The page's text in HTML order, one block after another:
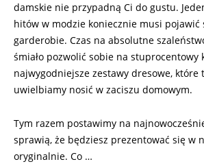
damskie nie przypadną Ci do gustu.
hitów w modzie koniecznie musi pojawić
garderobie. Czas na absolutne
śmiało pozwolić sobie na stuprocentowy
najwygodniejsze zestawy dresowe, które
uwielbiamy nosić w zaciszu domowym.
Tym razem postawimy na
sprawią, że będziesz prezentować się w
oryginalnie. Co …